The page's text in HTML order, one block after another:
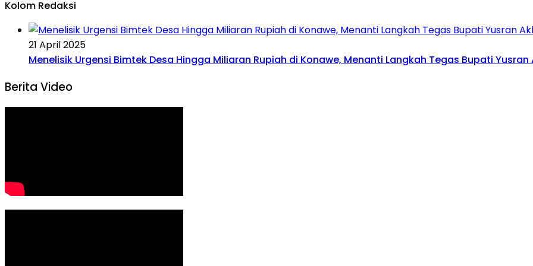
Kolom Redaksi
21 April 2025
Menelisik Urgensi Bimtek Desa Hingga Miliaran Rupiah di Konawe, Menanti Langkah Tegas Bupati Yusran
Berita Video